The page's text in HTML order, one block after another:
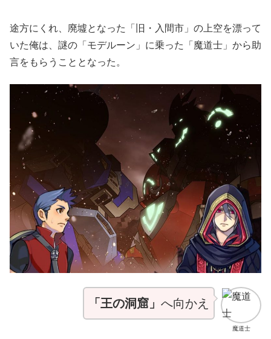
途方にくれ、廃墟となった「旧・入間市」の上空を漂って
いた俺は、謎の「モデルーン」に乗った「魔道士」から助
言をもらうこととなった。
魔道士
「王の洞窟」へ向かえ